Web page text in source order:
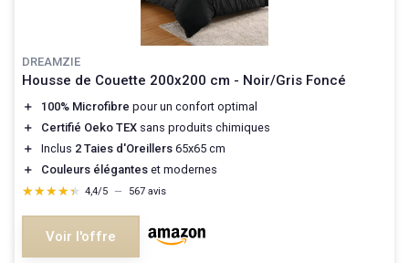
DREAMZIE
Housse de Couette 200x200 cm - Noir/Gris Foncé
＋ 100% Microfibre pour un confort optimal
＋
Certifié Oeko TEX sans produits chimiques
＋
Inclus 2 Taies d'Oreillers 65x65 cm
＋
Couleurs élégantes et modernes
★★★★★
★★★★★ 4,4/5 — 567 avis
Voir l'offre